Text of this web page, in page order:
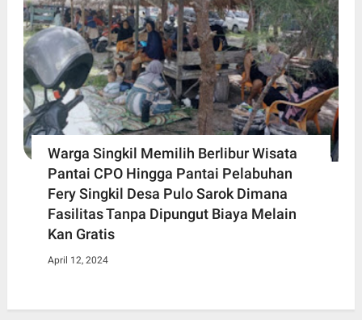
Warga Singkil Memilih Berlibur Wisata
Pantai CPO Hingga Pantai Pelabuhan
Fery Singkil Desa Pulo Sarok Dimana
Fasilitas Tanpa Dipungut Biaya Melain
Kan Gratis
April 12, 2024